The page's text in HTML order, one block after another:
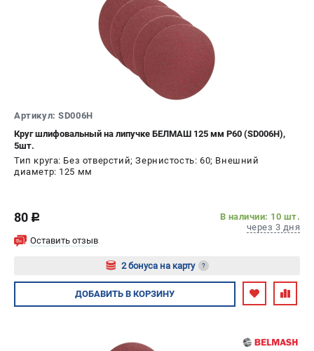
Артикул: SD006H
Круг шлифовальный на липучке БЕЛМАШ 125 мм P60 (SD006H),
5шт.
Тип круга: Без отверстий; Зернистость: 60; Внешний
диаметр: 125 мм
80 c
В наличии: 10 шт.
через 3 дня
Оставить отзыв
2 бонуса на карту ?
Авторизуйтесь
ДОБАВИТЬ В КОРЗИНУ